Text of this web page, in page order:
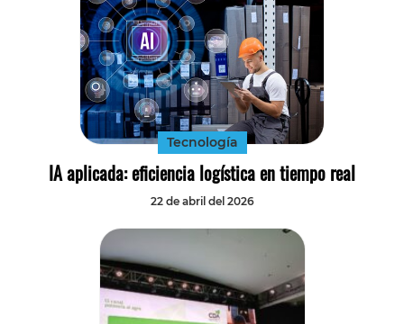
Tecnología
IA aplicada: eficiencia logística en tiempo real
22 de abril del 2026